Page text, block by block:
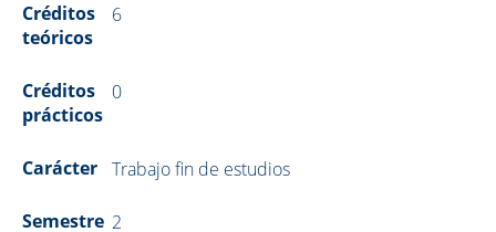
Créditos
teóricos
6
Créditos
prácticos
0
Carácter Trabajo fin de estudios
Semestre 2